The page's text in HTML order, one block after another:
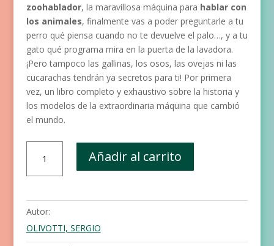
zoohablador, la maravillosa máquina para hablar con
los animales, finalmente vas a poder preguntarle a tu
perro qué piensa cuando no te devuelve el palo…, y a tu
gato qué programa mira en la puerta de la lavadora.
¡Pero tampoco las gallinas, los osos, las ovejas ni las
cucarachas tendrán ya secretos para ti! Por primera
vez, un libro completo y exhaustivo sobre la historia y
los modelos de la extraordinaria máquina que cambió
el mundo.
zoohablador
cantidad
Añadir al carrito
Autor:
OLIVOTTI, SERGIO